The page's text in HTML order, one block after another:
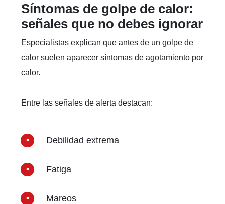
Síntomas de golpe de calor:
señales que no debes ignorar
Especialistas explican que antes de un golpe de
calor suelen aparecer síntomas de agotamiento por
calor.
Entre las señales de alerta destacan:
Debilidad extrema
Fatiga
Mareos